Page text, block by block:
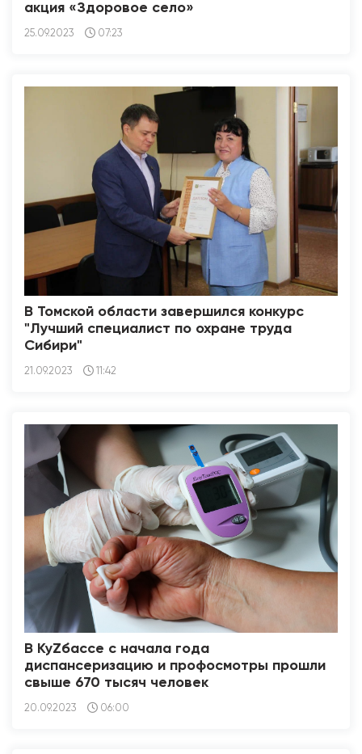
акция «Здоровое село»
25.09.2023 07:23
В Томской области завершился конкурс
"Лучший специалист по охране труда
Сибири"
21.09.2023 11:42
В КуZбассе с начала года
диспансеризацию и профосмотры прошли
свыше 670 тысяч человек
20.09.2023 06:00